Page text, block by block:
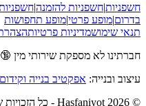
חשפניות|חשפניות להזמנה|
בדרום|מופע פרטי|מופע תחפושות
תנאי שימושמדיניות פרטיות
חברתינו לא מספקת שירותי מין 🔞
עיצוב ובנייה: אפקטיב בנייה
© 2026 Hasfaniyot - כל הזכויות שמורות לג׳וני חשפניות